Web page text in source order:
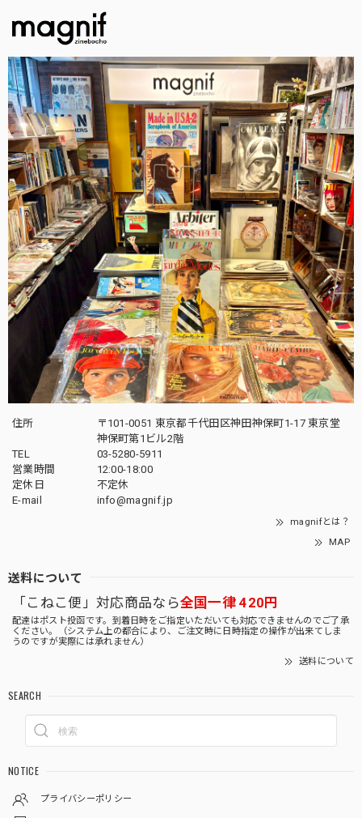
住所
〒101-0051 東京都千代田区神田神保町1-17 東京堂
神保町第1ビル2階
TEL
03-5280-5911
営業時間
12:00-18:00
定休日
不定休
E-mail
info@magnif.jp
magnifとは？
MAP
送料について
「こねこ便」対応商品なら全国一律 420円
配達はポスト投函です。到着日時をご指定いただいても対応できませんのでご了承
ください。（システム上の都合により、ご注文時に日時指定の操作が出来てしま
うのですが実際には承れません）
送料について
SEARCH
NOTICE
プライバシーポリシー